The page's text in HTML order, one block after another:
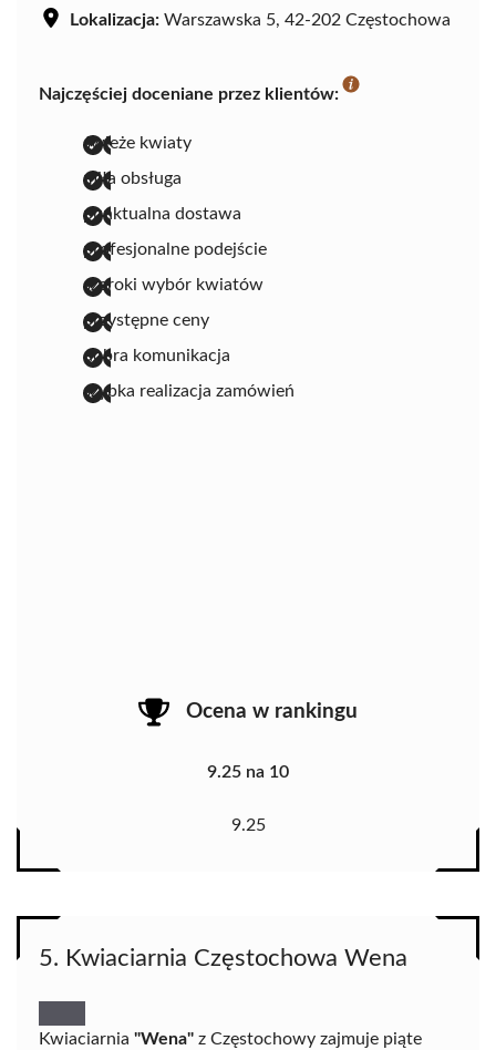
Lokalizacja: Warszawska 5, 42-202 Częstochowa
Najczęściej doceniane przez klientów:
świeże kwiaty
miła obsługa
punktualna dostawa
profesjonalne podejście
szeroki wybór kwiatów
przystępne ceny
dobra komunikacja
szybka realizacja zamówień
Ocena w rankingu
9.25 na 10
9.25
5. Kwiaciarnia Częstochowa Wena
Kwiaciarnia "Wena" z Częstochowy zajmuje piąte